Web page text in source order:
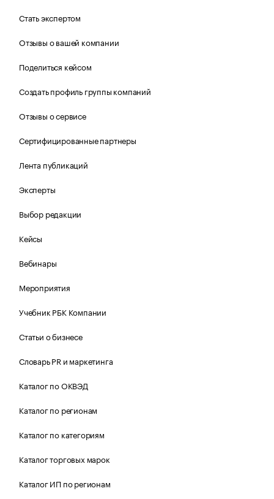
Стать экспертом
Отзывы о вашей компании
Поделиться кейсом
Создать профиль группы компаний
Отзывы о сервисе
Сертифицированные партнеры
Лента публикаций
Эксперты
Выбор редакции
Кейсы
Вебинары
Мероприятия
Учебник РБК Компании
Статьи о бизнесе
Словарь PR и маркетинга
Каталог по ОКВЭД
Каталог по регионам
Каталог по категориям
Каталог торговых марок
Каталог ИП по регионам